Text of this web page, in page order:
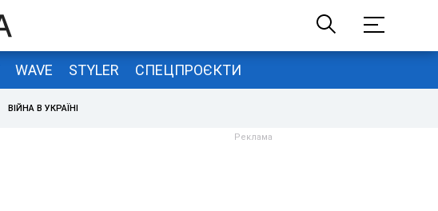
WAVE STYLER СПЕЦПРОЄКТИ
ВІЙНА В УКРАЇНІ